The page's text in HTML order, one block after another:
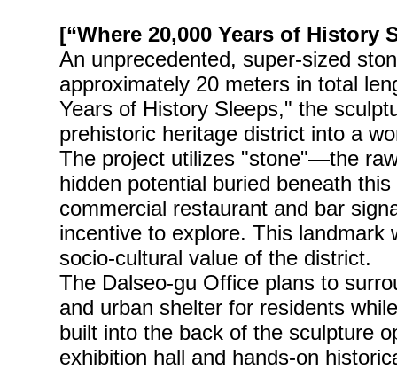
[“Where 20,000 Years of
An unprecedented, super-sized
approximately 20 meters in total
Years of History Sleeps," the
prehistoric heritage district into a
The project utilizes "stone"—the
hidden potential buried beneath
commercial restaurant and bar
incentive to explore. This landmark
socio-cultural value of the district.
The Dalseo-gu Office plans to
and urban shelter for residents
built into the back of the sculpture
exhibition hall and hands-on